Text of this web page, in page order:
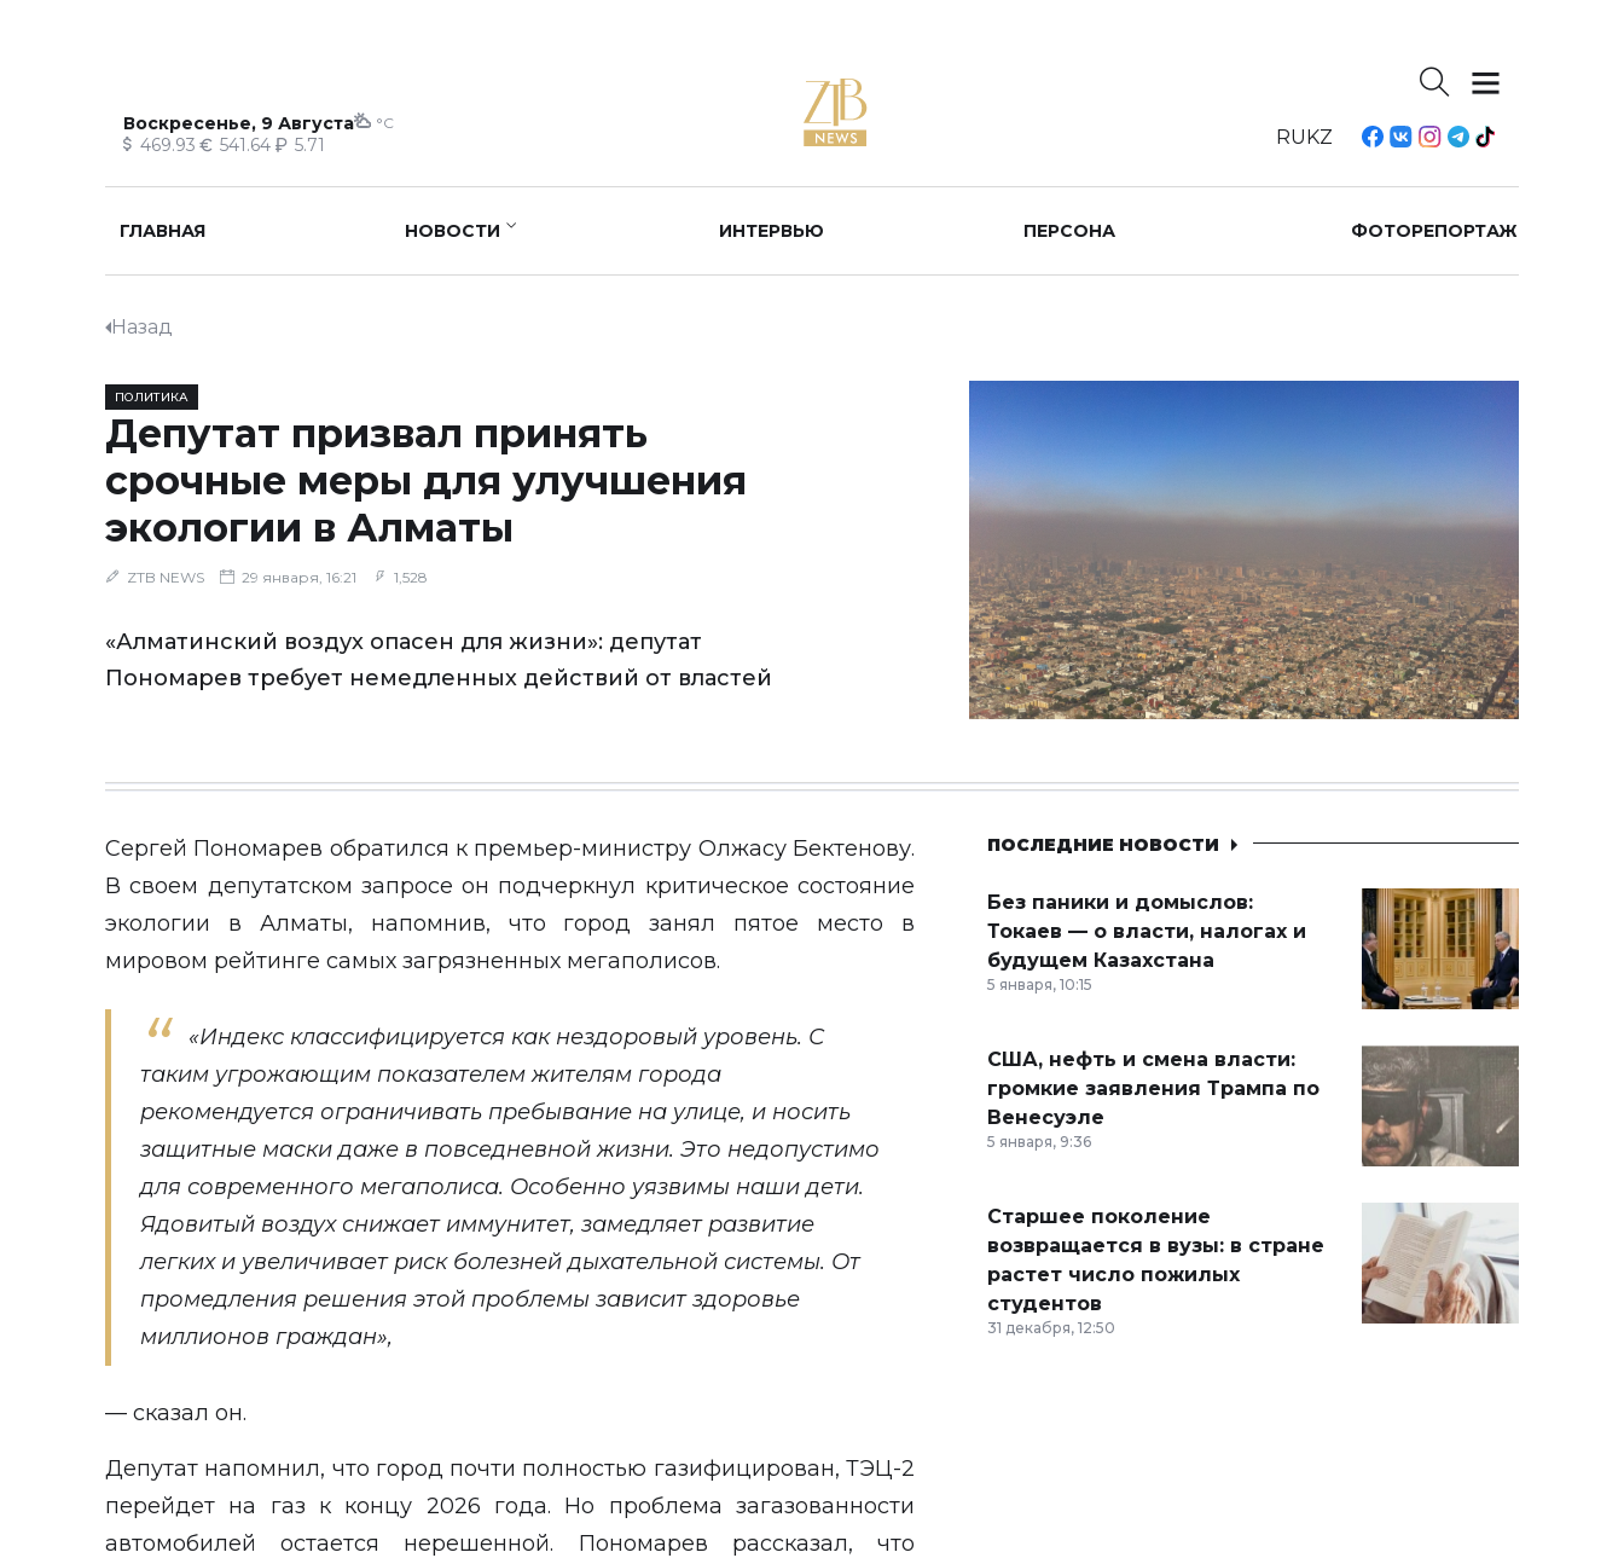
Воскресенье, 9 Августа °C
469.93 541.64 5.71 RUKZ
ГЛАВНАЯ НОВОСТИ ИНТЕРВЬЮ ПЕРСОНА ФОТОРЕПОРТАЖ
Назад
ПОЛИТИКА
Депутат призвал принять
срочные меры для улучшения
экологии в Алматы
ZTB NEWS 29 января, 16:21 1,528
«Алматинский воздух опасен для жизни»: депутат
Пономарев требует немедленных действий от властей
Сергей Пономарев обратился к премьер-министру Олжасу Бектенову.
В своем депутатском запросе он подчеркнул критическое состояние
экологии в Алматы, напомнив, что город занял пятое место в
мировом рейтинге самых загрязненных мегаполисов.
«Индекс классифицируется как нездоровый уровень. С
таким угрожающим показателем жителям города
рекомендуется ограничивать пребывание на улице, и носить
защитные маски даже в повседневной жизни. Это недопустимо
для современного мегаполиса. Особенно уязвимы наши дети.
Ядовитый воздух снижает иммунитет, замедляет развитие
легких и увеличивает риск болезней дыхательной системы. От
промедления решения этой проблемы зависит здоровье
миллионов граждан»,
— сказал он.
Депутат напомнил, что город почти полностью газифицирован, ТЭЦ-2
перейдет на газ к концу 2026 года. Но проблема загазованности
автомобилей остается нерешенной. Пономарев рассказал, что
ПОСЛЕДНИЕ НОВОСТИ
Без паники и домыслов:
Токаев — о власти, налогах и
будущем Казахстана
5 января, 10:15
США, нефть и смена власти:
громкие заявления Трампа по
Венесуэле
5 января, 9:36
Старшее поколение
возвращается в вузы: в стране
растет число пожилых
студентов
31 декабря, 12:50